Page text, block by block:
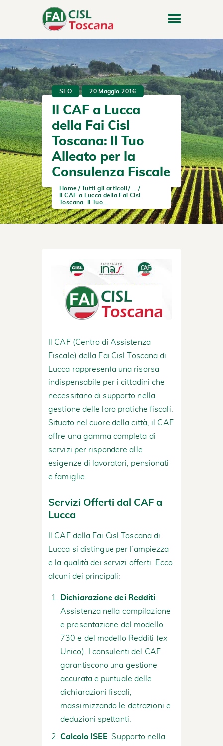
SEO 20 Maggio 2016
Il CAF a Lucca
della Fai Cisl
Toscana: Il Tuo
Alleato per la
Consulenza Fiscale
Home Tutti gli articoli
Il CAF a Lucca della Fai Cisl
Toscana: Il Tuo...
Il CAF (Centro di Assistenza
Fiscale) della Fai Cisl Toscana di
Lucca rappresenta una risorsa
indispensabile per i cittadini che
necessitano di supporto nella
gestione delle loro pratiche fiscali.
Situato nel cuore della città, il CAF
offre una gamma completa di
servizi per rispondere alle
esigenze di lavoratori, pensionati
e famiglie.
Servizi Offerti dal CAF a
Lucca
Il CAF della Fai Cisl Toscana di
Lucca si distingue per l’ampiezza
e la qualità dei servizi offerti. Ecco
alcuni dei principali:
Dichiarazione dei Redditi:
Assistenza nella compilazione
e presentazione del modello
730 e del modello Redditi (ex
Unico). I consulenti del CAF
garantiscono una gestione
accurata e puntuale delle
dichiarazioni fiscali,
massimizzando le detrazioni e
deduzioni spettanti.
Calcolo ISEE: Supporto nella